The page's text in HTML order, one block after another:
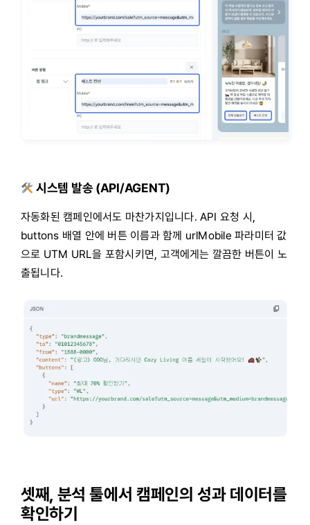
시스템 발송 (API/AGENT)
자동화된 캠페인에서도 마찬가지입니다. API 요청 시,
buttons 배열 안에 버튼 이름과 함께 urlMobile 파라미터 값
으로 UTM URL을 포함시키면, 고객에게는 깔끔한 버튼이 노
출됩니다.
셋째, 분석 툴에서 캠페인의 성과 데이터를
확인하기